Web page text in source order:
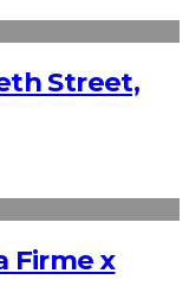
Street,
Firme x